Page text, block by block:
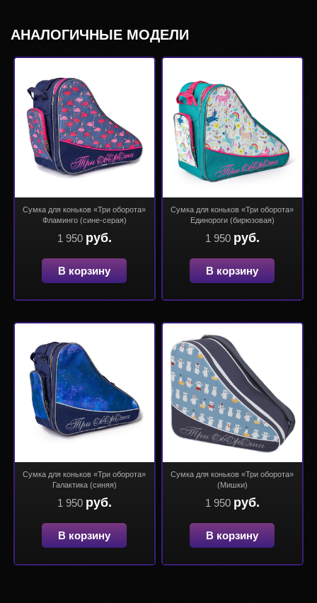
АНАЛОГИЧНЫЕ МОДЕЛИ
Cумка для коньков «Три оборота»
Фламинго (сине-серая)
1 950 руб.
В корзину
Cумка для коньков «Три оборота»
Единороги (бирюзовая)
1 950 руб.
В корзину
Cумка для коньков «Три оборота»
Галактика (синяя)
1 950 руб.
В корзину
Cумка для коньков «Три оборота»
(Мишки)
1 950 руб.
В корзину